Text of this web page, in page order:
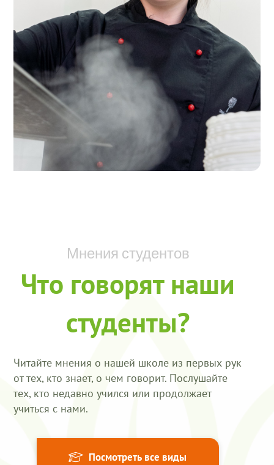
Мнения студентов
Что говорят наши
студенты?
Читайте мнения о нашей школе из первых рук
от тех, кто знает, о чем говорит. Послушайте
тех, кто недавно учился или продолжает
учиться с нами.
Посмотреть все виды